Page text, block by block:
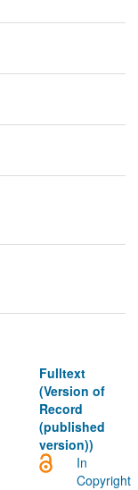
Fulltext
(Version of
Record
(published
version))
In
Copyright